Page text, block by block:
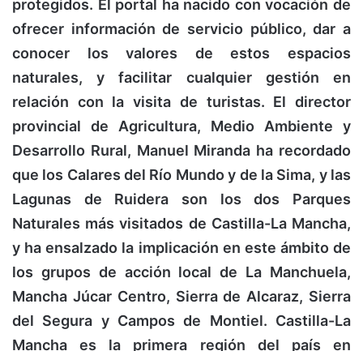
protegidos. El portal ha nacido con vocación de
ofrecer información de servicio público, dar a
conocer los valores de estos espacios
naturales, y facilitar cualquier gestión en
relación con la visita de turistas. El director
provincial de Agricultura, Medio Ambiente y
Desarrollo Rural, Manuel Miranda ha recordado
que los Calares del Río Mundo y de la Sima, y las
Lagunas de Ruidera son los dos Parques
Naturales más visitados de Castilla-La Mancha,
y ha ensalzado la implicación en este ámbito de
los grupos de acción local de La Manchuela,
Mancha Júcar Centro, Sierra de Alcaraz, Sierra
del Segura y Campos de Montiel. Castilla-La
Mancha es la primera región del país en